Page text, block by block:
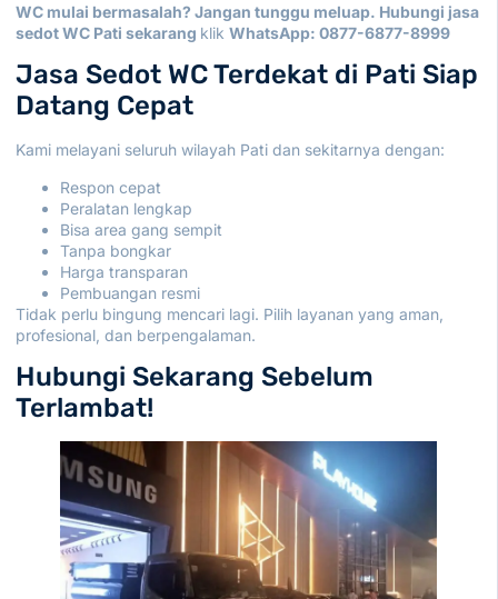
WC mulai bermasalah? Jangan tunggu meluap. Hubungi jasa
sedot WC Pati sekarang klik WhatsApp: 0877-6877-8999
Jasa Sedot WC Terdekat di Pati Siap
Datang Cepat
Kami melayani seluruh wilayah Pati dan sekitarnya dengan:
Respon cepat
Peralatan lengkap
Bisa area gang sempit
Tanpa bongkar
Harga transparan
Pembuangan resmi
Tidak perlu bingung mencari lagi. Pilih layanan yang aman,
profesional, dan berpengalaman.
Hubungi Sekarang Sebelum
Terlambat!